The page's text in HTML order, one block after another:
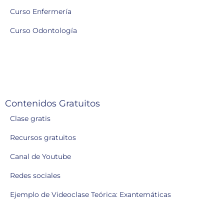
Curso Enfermería
Curso Odontología
Contenidos Gratuitos
Clase gratis
Recursos gratuitos
Canal de Youtube
Redes sociales
Ejemplo de Videoclase Teórica: Exantemáticas